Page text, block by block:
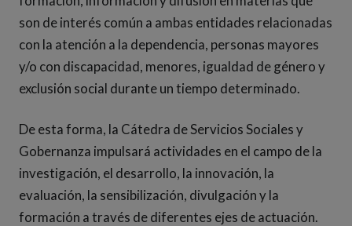
son de interés común a ambas entidades relacionadas
con la atención a la dependencia, personas mayores
y/o con discapacidad, menores, igualdad de género y
exclusión social durante un tiempo determinado.
De esta forma, la Cátedra de Servicios Sociales y
Gobernanza impulsará actividades en el campo de la
investigación, el desarrollo, la innovación, la
evaluación, la sensibilización, divulgación y la
formación a través de diferentes ejes de actuación.